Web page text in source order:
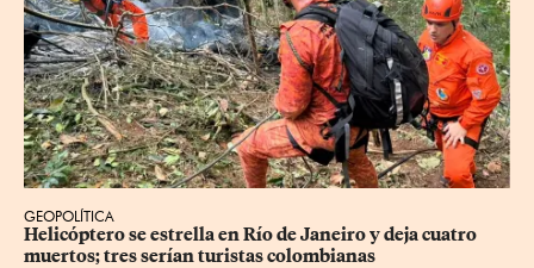
GEOPOLÍTICA
Helicóptero se estrella en Río de Janeiro y deja cuatro
muertos; tres serían turistas colombianas